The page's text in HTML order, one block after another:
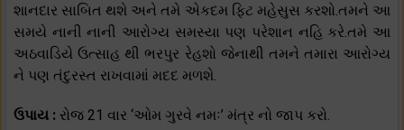
શાનદાર સાબિત થશે અને તમે એકદમ ફિટ મહેસુસ કરશો.તમને આ
સમયે નાની નાની આરોગ્ય સમસ્યા પણ પરેશાન નહિ કરે.તમે આ
અઠવાડિયે ઉત્સાહ થી ભરપુર રેહશો જેનાથી તમને તમારા આરોગ્ય
ને પણ તંદુરસ્ત રાખવામાં મદદ મળશે.
ઉપાય : રોજ 21 વાર ‘ઓમ ગુરવે નમઃ’ મંત્ર નો જાપ કરો.